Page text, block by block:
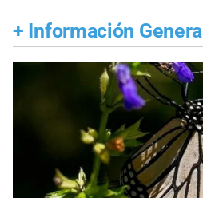
+ Información General